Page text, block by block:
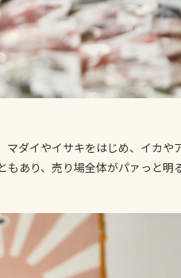
ダイやイサキをはじめ、イカや
あり、売り場全体がパァっと明